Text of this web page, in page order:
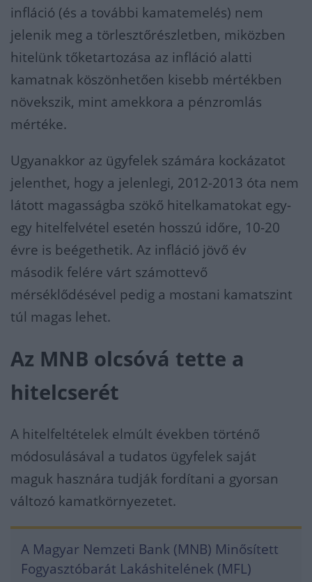
infláció (és a további kamatemelés) nem
jelenik meg a törlesztőrészletben, miközben
hitelünk tőketartozása az infláció alatti
kamatnak köszönhetően kisebb mértékben
növekszik, mint amekkora a pénzromlás
mértéke.
Ugyanakkor az ügyfelek számára kockázatot
jelenthet, hogy a jelenlegi, 2012-2013 óta nem
látott magasságba szökő hitelkamatokat egy-
egy hitelfelvétel esetén hosszú időre, 10-20
évre is beégethetik. Az infláció jövő év
második felére várt számottevő
mérséklődésével pedig a mostani kamatszint
túl magas lehet.
Az MNB olcsóvá tette a
hitelcserét
A hitelfeltételek elmúlt években történő
módosulásával a tudatos ügyfelek saját
maguk hasznára tudják fordítani a gyorsan
változó kamatkörnyezetet.
A Magyar Nemzeti Bank (MNB) Minősített
Fogyasztóbarát Lakáshitelének (MFL)